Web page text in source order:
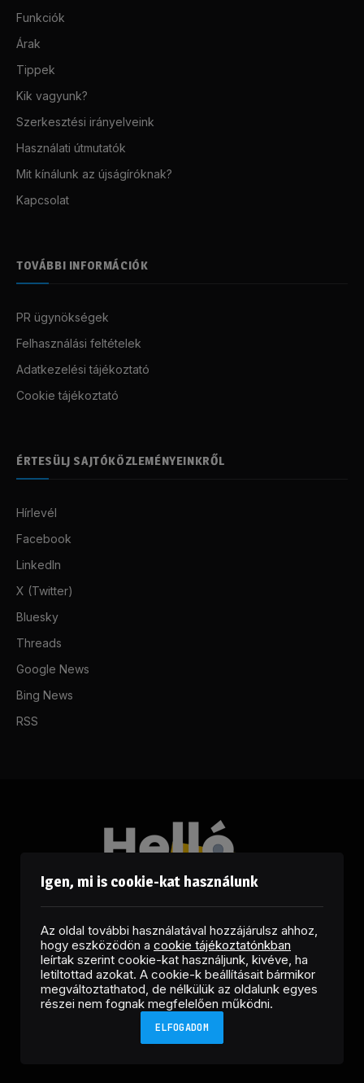
Funkciók
Árak
Tippek
Kik vagyunk?
Szerkesztési irányelveink
Használati útmutatók
Mit kínálunk az újságíróknak?
Kapcsolat
TOVÁBBI INFORMÁCIÓK
PR ügynökségek
Felhasználási feltételek
Adatkezelési tájékoztató
Cookie tájékoztató
ÉRTESÜLJ SAJTÓKÖZLEMÉNYEINKRŐL
Hírlevél
Facebook
LinkedIn
X (Twitter)
Bluesky
Threads
Google News
Bing News
RSS
FacebookLinkedInX
(Twitter)
RSS
Igen, mi is cookie-kat használunk
Az oldal további használatával hozzájárulsz ahhoz,
hogy eszközödön a cookie tájékoztatónkban
leírtak szerint cookie-kat használjunk, kivéve, ha
letiltottad azokat. A cookie-k beállításait bármikor
megváltoztathatod, de nélkülük az oldalunk egyes
részei nem fognak megfelelően működni.
ELFOGADOM